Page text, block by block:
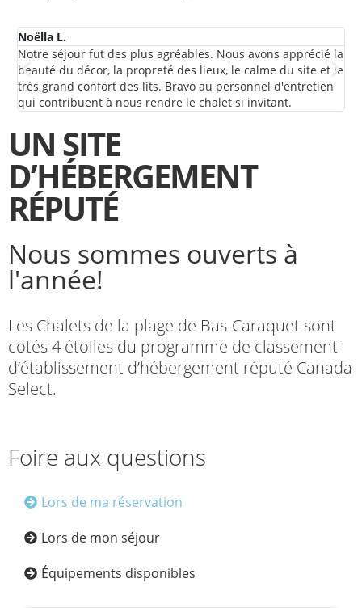
Noëlla L.
Notre séjour fut des plus agréables. Nous avons apprécié la
beauté du décor, la propreté des lieux, le calme du site et le
très grand confort des lits. Bravo au personnel d'entretien
qui contribuent à nous rendre le chalet si invitant.
UN SITE
D’HÉBERGEMENT
RÉPUTÉ
Nous sommes ouverts à
l'année!
Les Chalets de la plage de Bas-Caraquet sont
cotés 4 étoiles du programme de classement
d’établissement d’hébergement réputé Canada
Select.
Foire aux questions
Lors de ma réservation
Lors de mon séjour
Équipements disponibles